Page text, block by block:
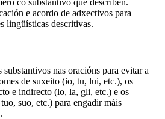
co substantivo que describen.
e acordo de adxectivos para
lingüísticas descritivas.
nas oracións para evitar a
de suxeito (io, tu, lui, etc.), os
e indirecto (lo, la, gli, etc.) e os
suo, etc.) para engadir máis